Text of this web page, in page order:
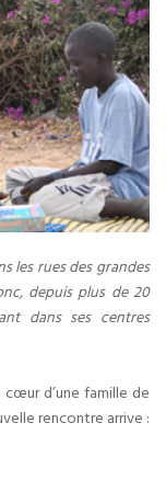
les rues des grandes
depuis plus de 20
dans ses centres
cœur d’une famille de
rencontre arrive :